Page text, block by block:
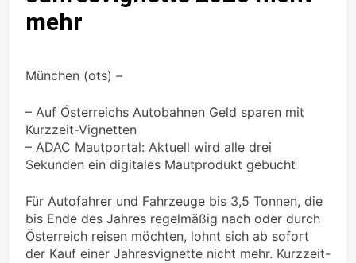
mehr
München (ots) –
– Auf Österreichs Autobahnen Geld sparen mit
Kurzzeit-Vignetten
– ADAC Mautportal: Aktuell wird alle drei
Sekunden ein digitales Mautprodukt gebucht
Für Autofahrer und Fahrzeuge bis 3,5 Tonnen, die
bis Ende des Jahres regelmäßig nach oder durch
Österreich reisen möchten, lohnt sich ab sofort
der Kauf einer Jahresvignette nicht mehr. Kurzzeit-